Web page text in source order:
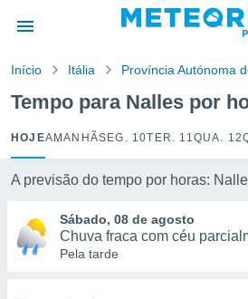
da
foi
as
fornecidas
Início Itália Província Autónoma
Tempo para Nalles por
HOJEAMANHÃSEG. 10TER. 11QUA. 12
A previsão do tempo por horas:
Sábado, 08 de agosto
Chuva fraca com céu
Pela tarde